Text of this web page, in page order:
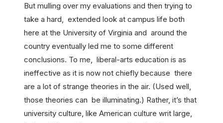
But mulling over my evaluations and then trying to
take a hard, extended look at campus life both
here at the University of Virginia and around the
country eventually led me to some different
conclusions. To me, liberal-arts education is as
ineffective as it is now not chiefly because there
are a lot of strange theories in the air. (Used well,
those theories can be illuminating.) Rather, it’s that
university culture, like American culture writ large,